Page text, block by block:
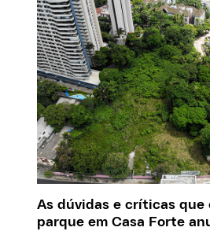
As dúvidas e críticas que
parque em Casa Forte